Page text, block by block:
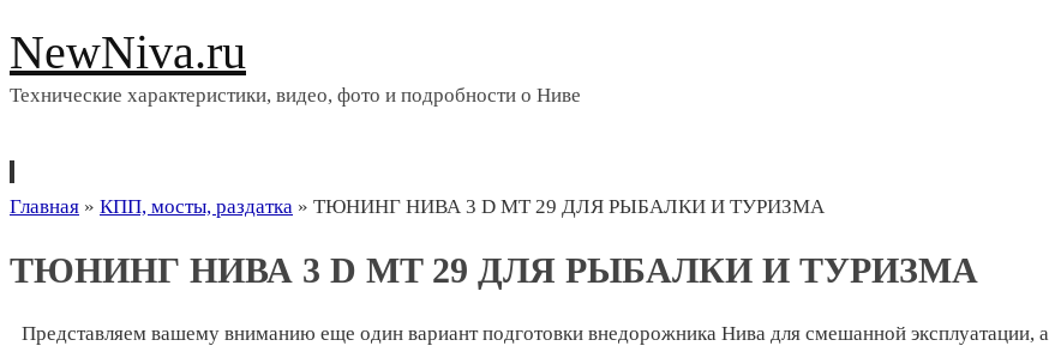
NewNiva.ru
Технические характеристики, видео, фото и подробности о Ниве
Перейти
содержимому
Главная » КПП, мосты, раздатка » ТЮНИНГ НИВА 3 D MT 29 ДЛЯ РЫБАЛКИ И ТУРИЗМА
ТЮНИНГ НИВА 3 D MT 29 ДЛЯ РЫБАЛКИ И ТУРИЗМА
Представляем вашему вниманию еще один вариант подготовки внедорожника Нива для смешанной эксплуатации, а